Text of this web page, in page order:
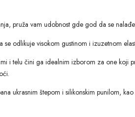
pruža vam udobnost gde god da se
odlikuje visokom gustinom i izuzetnom
i telu čini ga idealnim izborom za one
ukrasnim štepom i silikonskim punilom,